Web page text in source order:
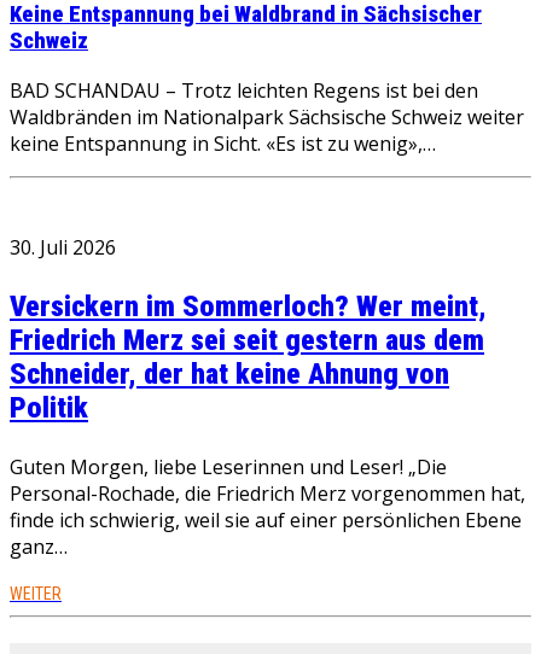
Keine Entspannung bei Waldbrand in Sächsischer
Schweiz
BAD SCHANDAU – Trotz leichten Regens ist bei den
Waldbränden im Nationalpark Sächsische Schweiz weiter
keine Entspannung in Sicht. «Es ist zu wenig»,…
30. Juli 2026
Versickern im Sommerloch? Wer meint,
Friedrich Merz sei seit gestern aus dem
Schneider, der hat keine Ahnung von
Politik
Guten Morgen, liebe Leserinnen und Leser! „Die
Personal-Rochade, die Friedrich Merz vorgenommen hat,
finde ich schwierig, weil sie auf einer persönlichen Ebene
ganz…
WEITER